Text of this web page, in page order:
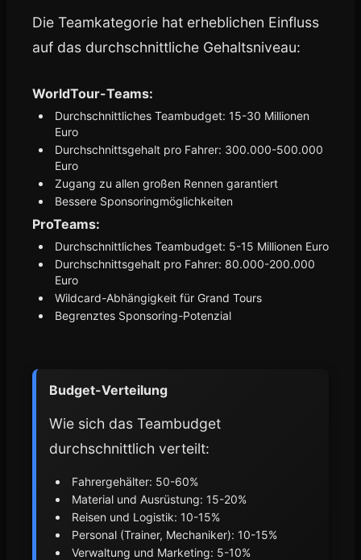
Die Teamkategorie hat erheblichen Einfluss
auf das durchschnittliche Gehaltsniveau:
WorldTour-Teams:
Durchschnittliches Teambudget: 15-30 Millionen
Euro
Durchschnittsgehalt pro Fahrer: 300.000-500.000
Euro
Zugang zu allen großen Rennen garantiert
Bessere Sponsoringmöglichkeiten
ProTeams:
Durchschnittliches Teambudget: 5-15 Millionen Euro
Durchschnittsgehalt pro Fahrer: 80.000-200.000
Euro
Wildcard-Abhängigkeit für Grand Tours
Begrenztes Sponsoring-Potenzial
Budget-Verteilung
Wie sich das Teambudget
durchschnittlich verteilt:
Fahrergehälter: 50-60%
Material und Ausrüstung: 15-20%
Reisen und Logistik: 10-15%
Personal (Trainer, Mechaniker): 10-15%
Verwaltung und Marketing: 5-10%